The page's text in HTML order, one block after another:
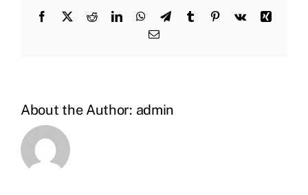
Facebook
X RedditLinkedInWhatsApp
TelegramTumblr Pinterest
Vk
Xing
Email
About the Author: admin